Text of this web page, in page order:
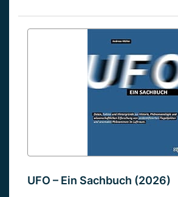
UFO – Ein Sachbuch (2026)